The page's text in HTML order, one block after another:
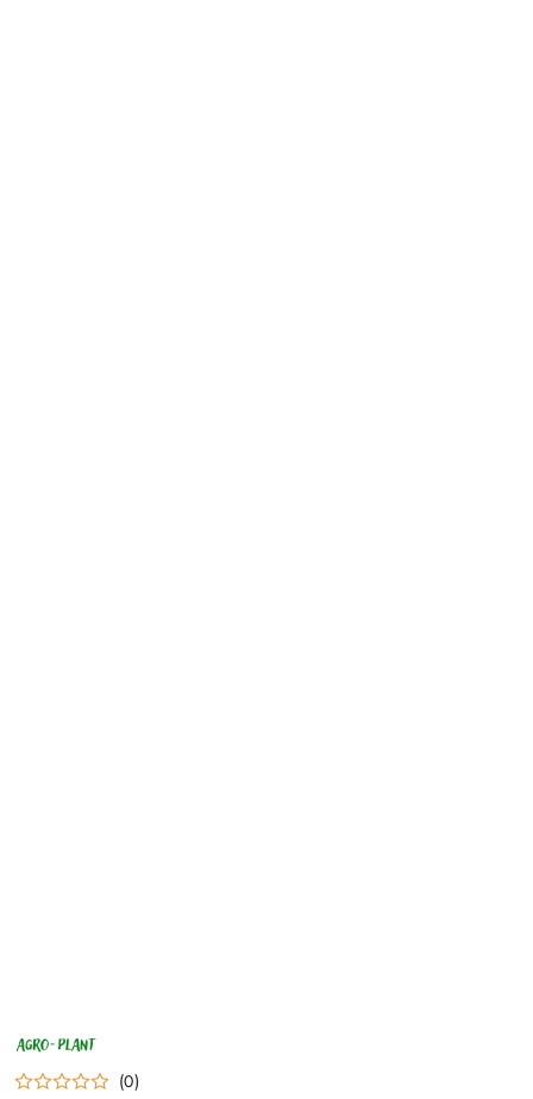
NAZWA
PRODUCENTA:
AGRO-
PLANT (0)